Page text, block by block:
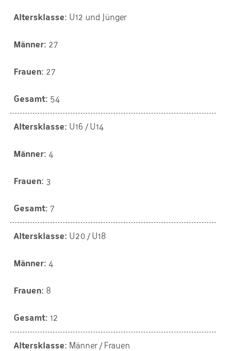
U12 und Jünger
27
27
54
U16 / U14
4
3
7
U20 / U18
4
8
12
Männer / Frauen